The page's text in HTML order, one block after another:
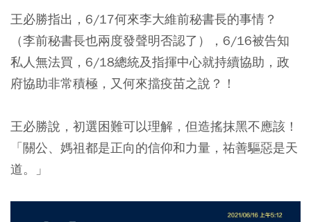
王必勝指出，6/17何來李大維前秘書長的事情？
（李前秘書長也兩度發聲明否認了），6/16被告知
私人無法買，6/18總統及指揮中心就持續協助，政
府協助非常積極，又何來擋疫苗之說？！
王必勝說，初選困難可以理解，但造搖抹黑不應該！
「關公、媽祖都是正向的信仰和力量，祐善驅惡是天
道。」